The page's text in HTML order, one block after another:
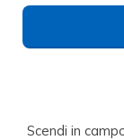
Scendi in